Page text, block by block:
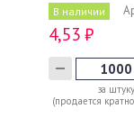
В наличии
4,53 ₽
за штуку
(продается